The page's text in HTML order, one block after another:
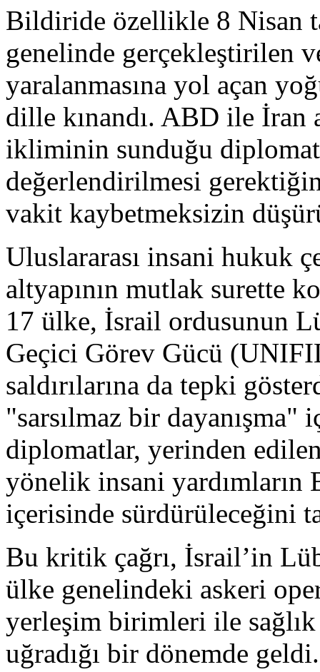
Bildiride özellikle 8 Nisan
genelinde gerçekleştirilen
yaralanmasına yol açan
dille kınandı. ABD ile İran
ikliminin sunduğu
değerlendirilmesi
vakit kaybetmeksizin
Uluslararası insani hukuk
altyapının mutlak surette
17 ülke, İsrail ordusunun
Geçici Görev Gücü
saldırılarına da tepki
"sarsılmaz bir dayanışma"
diplomatlar, yerinden
yönelik insani
içerisinde sürdürüleceğini
Bu kritik çağrı, İsrail’in
ülke genelindeki askeri
yerleşim birimleri ile sağlık
uğradığı bir dönemde